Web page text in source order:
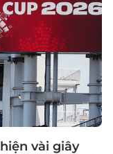
vài giây